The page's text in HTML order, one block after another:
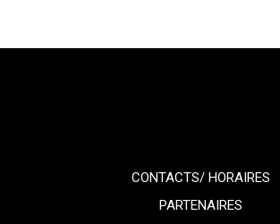
CONTACTS/ HORAIRES
PARTENAIRES